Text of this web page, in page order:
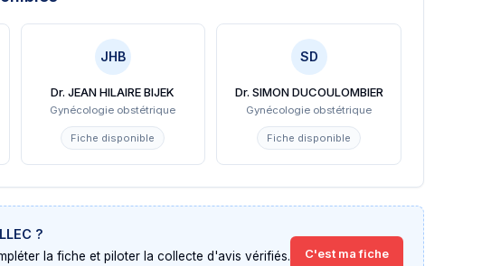
JHB
Dr. JEAN HILAIRE BIJEK
Gynécologie obstétrique
Fiche disponible
SD
Dr. SIMON DUCOULOMBIER
Gynécologie obstétrique
Fiche disponible
?
la fiche et piloter la collecte d'avis vérifiés. C'est ma fiche